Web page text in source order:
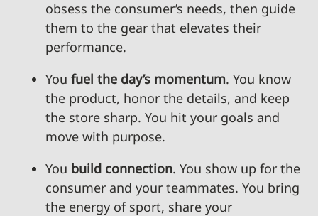
obsess the consumer’s needs, then guide
them to the gear that elevates their
performance.
You fuel the day’s momentum. You know
the product, honor the details, and keep
the store sharp. You hit your goals and
move with purpose.
You build connection. You show up for the
consumer and your teammates. You bring
the energy of sport, share your